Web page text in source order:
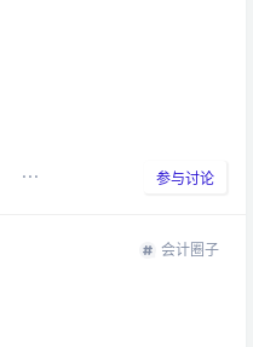
参与讨论
会计圈子